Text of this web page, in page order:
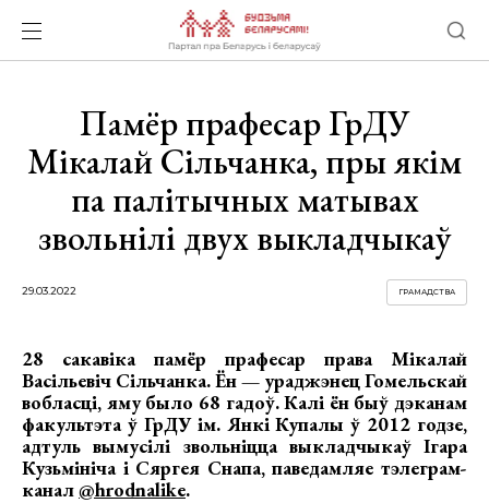
Памёр прафесар ГрДУ
Мікалай Сільчанка, пры якім
па палітычных матывах
звольнілі двух выкладчыкаў
29.03.2022 ГРАМАДСТВА
28 сакавіка памёр прафесар права Мікалай
Васільевіч Сільчанка. Ён — ураджэнец Гомельскай
вобласці, яму было 68 гадоў. Калі ён быў дэканам
факультэта ў ГрДУ ім. Янкі Купалы ў 2012 годзе,
адтуль вымусілі звольніцца выкладчыкаў Ігара
Кузьмініча і Сяргея Снапа, паведамляе тэлеграм-
канал@hrodnalike.